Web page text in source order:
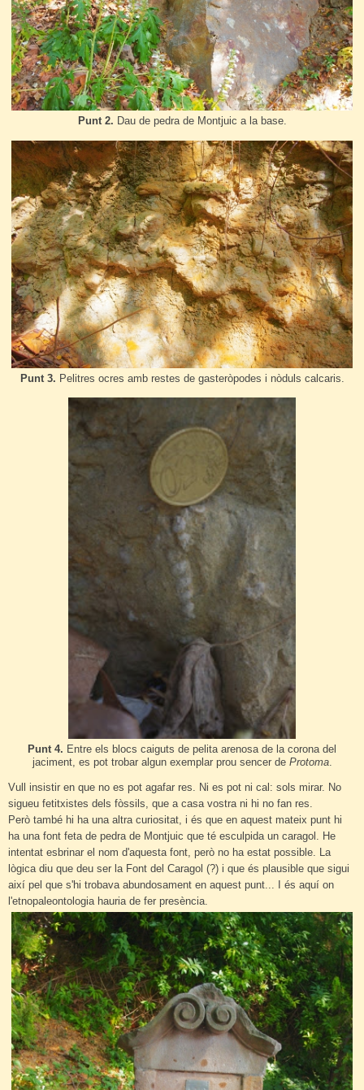
Punt 2. Dau de pedra de Montjuic a la base.
Punt 3. Pelitres ocres amb restes de gasteròpodes i nòduls calcaris.
Punt 4. Entre els blocs caiguts de pelita arenosa de la corona del
jaciment, es pot trobar algun exemplar prou sencer de Protoma.
Vull insistir en que no es pot agafar res. Ni es pot ni cal: sols mirar. No
sigueu fetitxistes dels fòssils, que a casa vostra ni hi no fan res.
Però també hi ha una altra curiositat, i és que en aquest mateix punt hi
ha una font feta de pedra de Montjuic que té esculpida un caragol. He
intentat esbrinar el nom d'aquesta font, però no ha estat possible. La
lògica diu que deu ser la Font del Caragol (?) i que és plausible que sigui
així pel que s'hi trobava abundosament en aquest punt... I és aquí on
l'etnopaleontologia hauria de fer presència.